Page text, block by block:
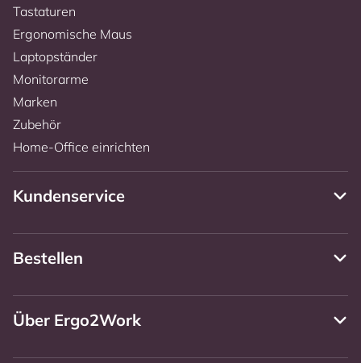
Tastaturen
Ergonomische Maus
Laptopständer
Monitorarme
Marken
Zubehör
Home-Office einrichten
Kundenservice
Bestellen
Über Ergo2Work